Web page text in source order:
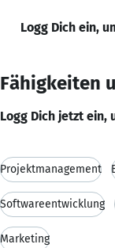
Logg Dich ein,
Fähigkeiten
Logg Dich jetzt ein,
Projektmanagement
Softwareentwicklung
Marketing